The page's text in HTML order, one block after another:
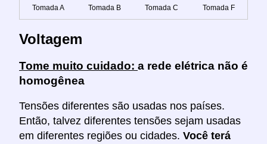
Tomada A
Tomada B
Tomada C
Tomada F
Voltagem
Tome muito cuidado: a rede elétrica não é
homogênea
Tensões diferentes são usadas nos países.
Então, talvez diferentes tensões sejam usadas
em diferentes regiões ou cidades. Você terá